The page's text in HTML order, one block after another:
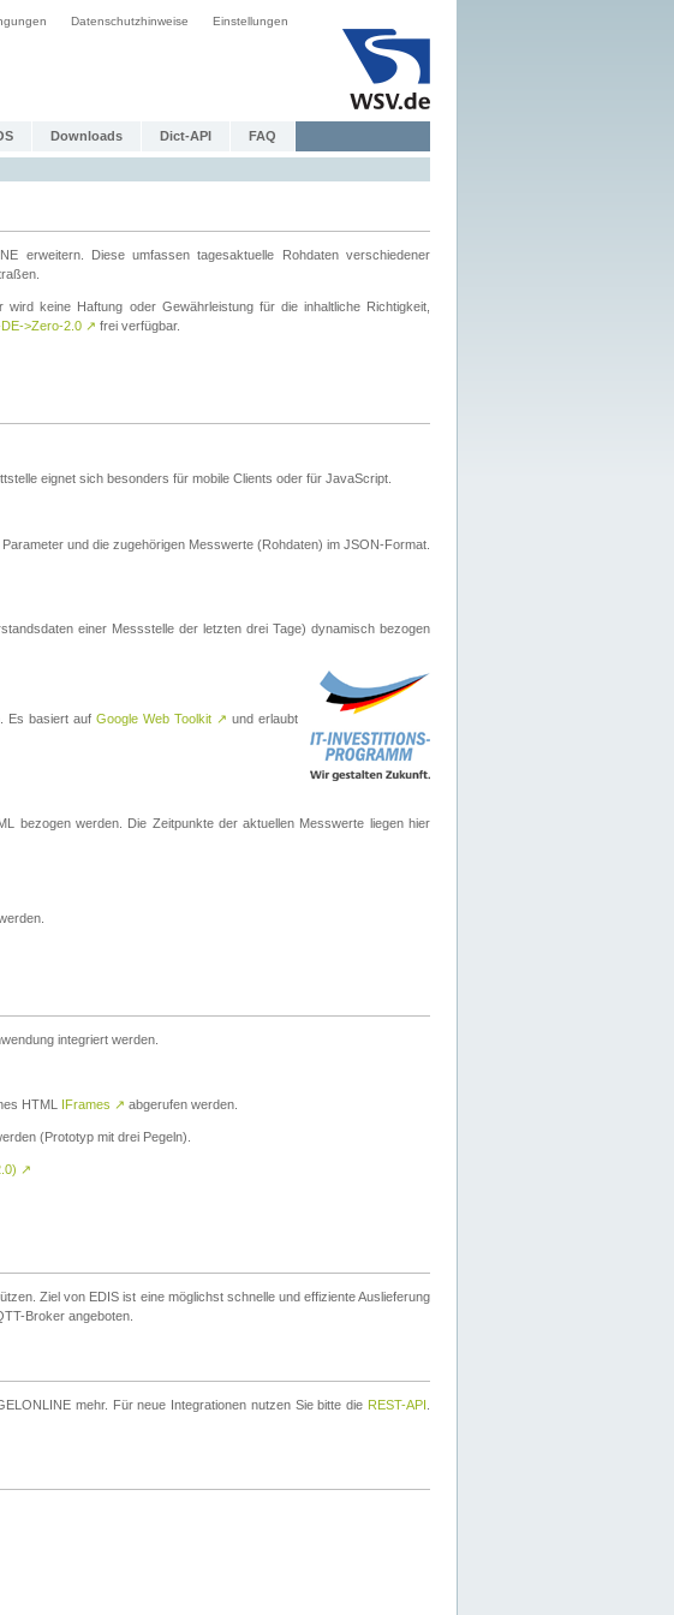
Datenschutzhinweise Einstellungen
Downloads Dict-API FAQ
erweitern. Diese umfassen tagesaktuelle Rohdaten verschiedener
keine Haftung oder Gewährleistung für die inhaltliche Richtigkeit,
>Zero-2.0 ↗ frei verfügbar.
eignet sich besonders für mobile Clients oder für JavaScript.
und die zugehörigen Messwerte (Rohdaten) im JSON-Format.
einer Messstelle der letzten drei Tage) dynamisch bezogen
Es basiert auf Google Web Toolkit ↗ und erlaubt
bezogen werden. Die Zeitpunkte der aktuellen Messwerte liegen hier
integriert werden.
HTML IFrames ↗ abgerufen werden.
(Prototyp mit drei Pegeln).
↗
Ziel von EDIS ist eine möglichst schnelle und effiziente Auslieferung
Broker angeboten.
mehr. Für neue Integrationen nutzen Sie bitte die REST-API